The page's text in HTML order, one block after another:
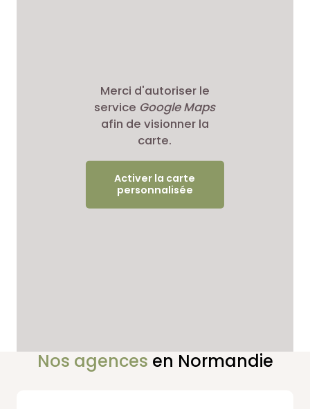
Merci d'autoriser le
service Google Maps
afin de visionner la
carte.
Activer la carte
personnalisée
Nos agences en Normandie